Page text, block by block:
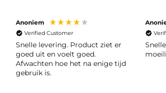
Anoniem
Verified Customer
Snelle levering. Product ziet er
goed uit en voelt goed.
Afwachten hoe het na enige tijd
gebruik is.
Snelle